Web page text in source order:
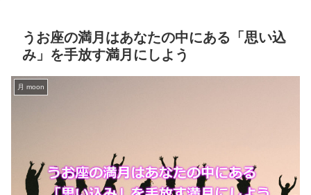
うお座の満月はあなたの中にある「思い込
み」を手放す満月にしよう
月 moon